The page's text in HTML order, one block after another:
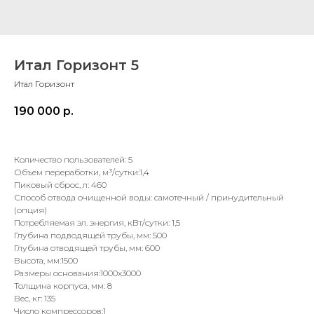
Итал Горизонт 5
Итал Горизонт
190 000 р.
Количество пользователей: 5
Объем переработки, м³/сутки:1,4
Пиковый сброс, л: 460
Способ отвода очищенной воды: самотечный / принудительный
(опция)
Потребляемая эл. энергия, кВт/сутки: 1,5
Глубина подводящей трубы, мм: 500
Глубина отводящей трубы, мм: 600
Высота, мм:1500
Размеры основания:1000x3000
Толщина корпуса, мм: 8
Вес, кг: 135
Число компрессоров:1